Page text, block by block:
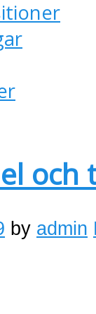
och
by admin